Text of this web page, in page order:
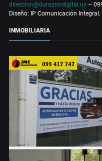
direccion@duraznodigital.uy –
Diseño: IP Comunicación Integral.
INMOBILIARIA